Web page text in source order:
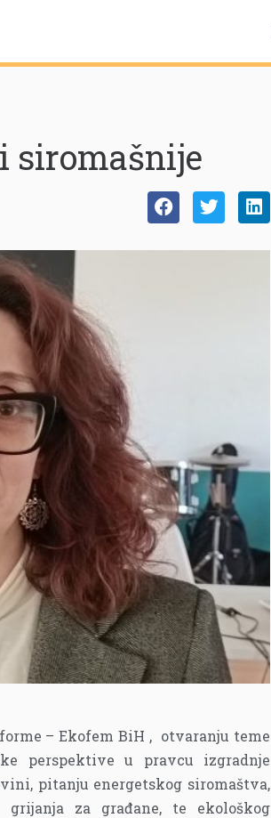
siromašnije
– Ekofem BiH , otvaranju teme
perspektive u pravcu izgradnje
pitanju energetskog siromaštva,
za građane, te ekološkog